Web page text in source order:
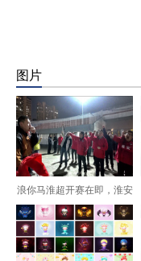
图片
浪你马淮超开赛在即，淮安